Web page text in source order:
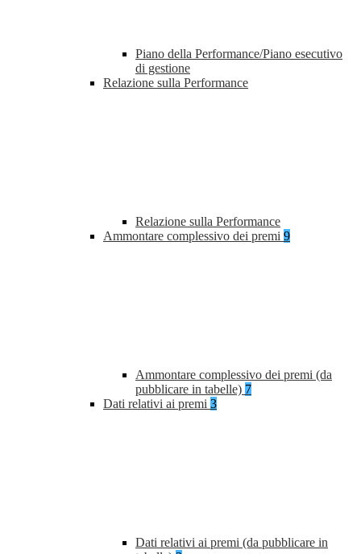
Piano della Performance/Piano esecutivo
di gestione
Relazione sulla Performance
Relazione sulla Performance
Ammontare complessivo dei premi 9
Ammontare complessivo dei premi (da
pubblicare in tabelle) 7
Dati relativi ai premi 3
Dati relativi ai premi (da pubblicare in